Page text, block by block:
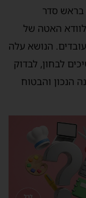
בראש סדר
לוודא האטה של
הנושא עלה
לבחון, לבדוק
הנכון והבטוח